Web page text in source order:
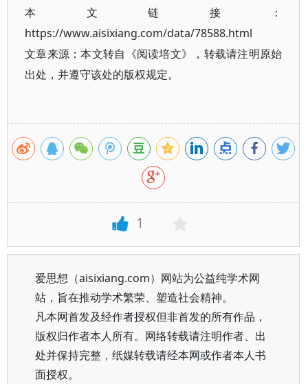
本文链接：
https://www.aisixiang.com/data/78588.html
文章来源：本文转自《阅读培文》，转载请注明原始
出处，并遵守该处的版权规定。
1
爱思想（aisixiang.com）网站为公益纯学术网
站，旨在推动学术繁荣、塑造社会精神。
凡本网首发及经作者授权但非首发的所有作品，
版权归作者本人所有。网络转载请注明作者、出
处并保持完整，纸媒转载请经本网或作者本人书
面授权。